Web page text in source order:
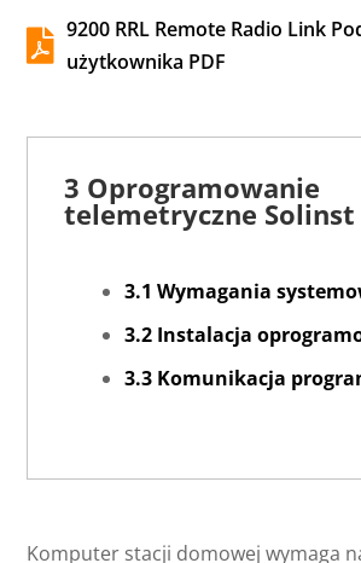
 9200 RRL Remote Radio Link
użytkownika PDF
3 Oprogramowanie
telemetryczne Solinst
3.1 Wymagania
3.2 Instalacja
3.3 Komunikacja
Komputer stacji domowej wymaga